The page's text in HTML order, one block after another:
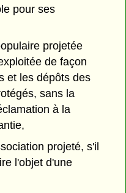
pour ses
projetée
de façon
et les dépôts des
sans la
à la
projeté, s'il
l'objet d'une